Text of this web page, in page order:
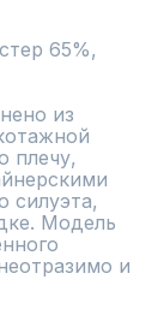
65%,
из
плечу,
силуэта,
Модель
и